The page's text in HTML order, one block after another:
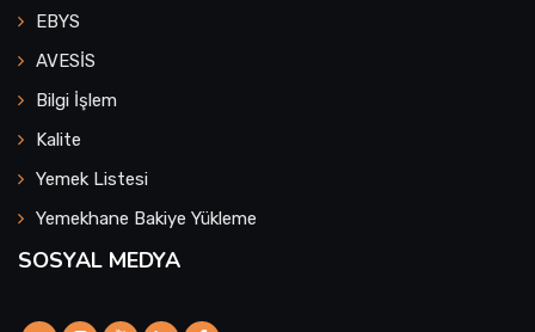
EBYS
AVESİS
Bilgi İşlem
Kalite
Yemek Listesi
Yemekhane Bakiye Yükleme
SOSYAL MEDYA